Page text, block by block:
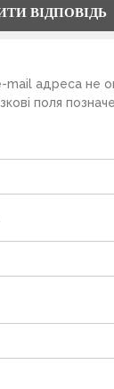
ВІДПОВІДЬ
mail адреса не
поля